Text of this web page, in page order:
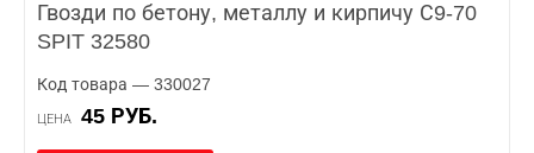
Гвозди по бетону, металлу и кирпичу С9-70
SPIT 32580
Код товара — 330027
ЦЕНА 45 РУБ.